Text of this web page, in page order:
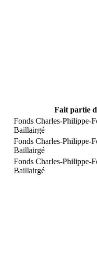
Fait partie
Fonds Charles-Philippe-
Baillairgé
Fonds Charles-Philippe-
Baillairgé
Fonds Charles-Philippe-
Baillairgé